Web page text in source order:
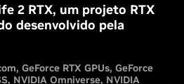
2 RTX, um projeto RTX
desenvolvido pela
GeForce RTX GPUs GeForce
NVIDIA Omniverse NVIDIA